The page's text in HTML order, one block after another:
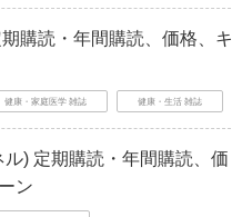
購読・年間購読、価格、キ
健康・家庭医学 雑誌 健康・生活 雑誌
ル) 定期購読・年間購読、価
ン